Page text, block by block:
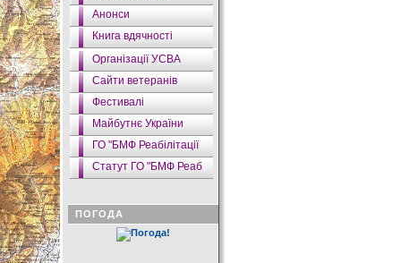
Анонси
Книга вдячності
Організації УСВА
Сайти ветеранів
Фестивалі
Майбутнє України
ГО "БМФ Реабілітації
Статут ГО "БМФ Реаб
ПОГОДА